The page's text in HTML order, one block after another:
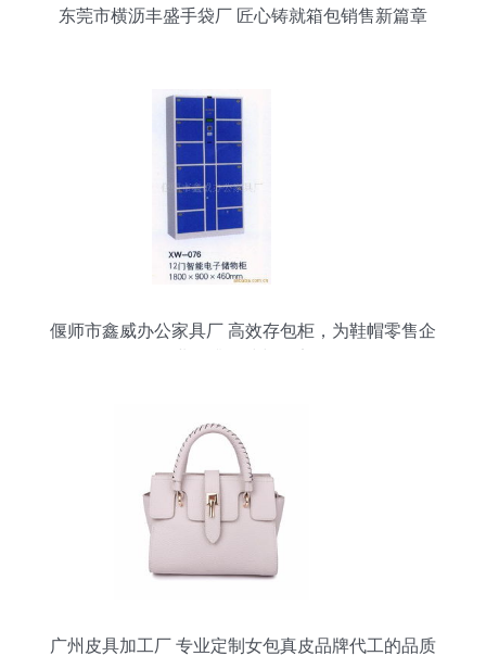
东莞市横沥丰盛手袋厂 匠心铸就箱包销售新篇章
偃师市鑫威办公家具厂 高效存包柜，为鞋帽零售企
广州皮具加工厂 专业定制女包真皮品牌代工的品质